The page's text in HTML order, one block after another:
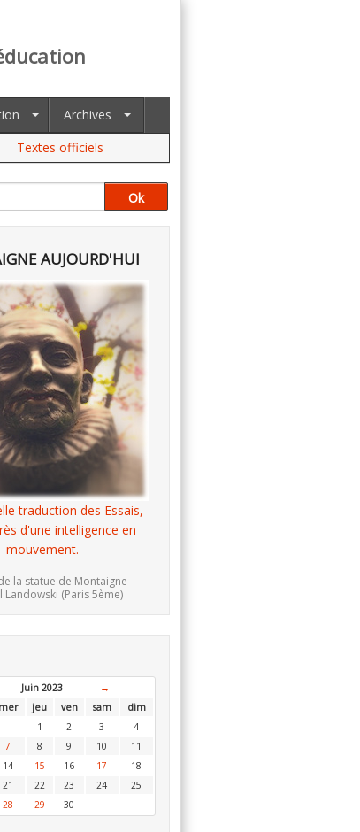
Archives
Textes officiels
AUJOURD'HUI
traduction des Essais,
d'une intelligence en
mouvement.
la statue de Montaigne
Landowski (Paris 5ème)
Juin 2023
→
mer jeu ven sam
dim
1
2 3
4
7 8 9 10
11
14 15 16 17
18
21 22 23 24
25
28 29 30